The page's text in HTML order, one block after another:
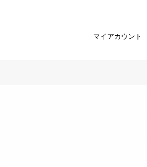
マイアカウント